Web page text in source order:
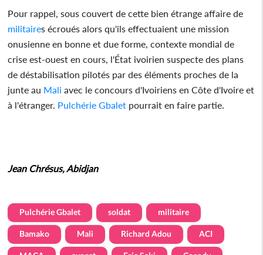
Pour rappel, sous couvert de cette bien étrange affaire de
militaires écroués alors qu'ils effectuaient une mission
onusienne en bonne et due forme, contexte mondial de
crise est-ouest en cours, l'État ivoirien suspecte des plans
de déstabilisation pilotés par des éléments proches de la
junte au Mali avec le concours d'Ivoiriens en Côte d'Ivoire et
à l'étranger. Pulchérie Gbalet pourrait en faire partie.
Jean Chrésus, Abidjan
Pulchérie Gbalet soldat militaire
Bamako Mali Richard Adou ACI